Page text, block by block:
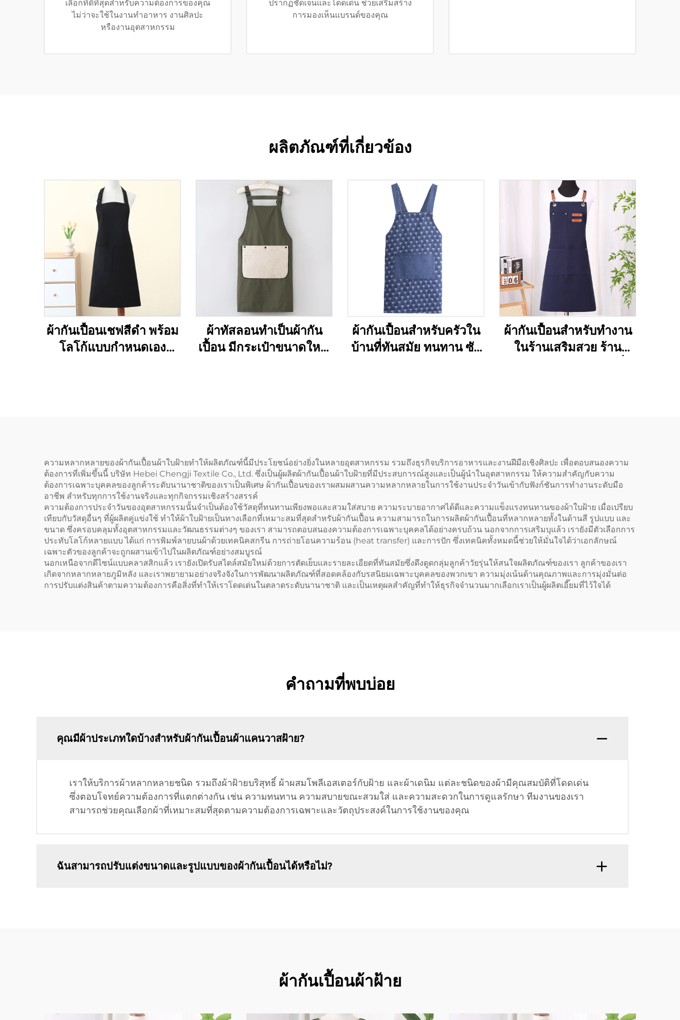
เลือกที่ดีที่สุดสำหรับความต้องการของคุณ
ไม่ว่าจะใช้ในงานทำอาหาร งานศิลปะ
หรืองานอุตสาหกรรม
ปรากฏชัดเจนและโดดเด่น ช่วยเสริมสร้าง
การมองเห็นแบรนด์ของคุณ
ผลิตภัณฑ์ที่เกี่ยวข้อง
ผ้ากันเปื้อนเชฟสีดำ พร้อม
โลโก้แบบกำหนดเอง
และการทำความสะอาด
ผ้าทัสลอนทำเป็นผ้ากัน
เปื้อน มีกระเป๋าขนาดใหญ่
ผ้ากันเปื้อนสำหรับครัวใน
บ้านที่ทันสมัย ทนทาน ซัก
ผ้ากันเปื้อนสำหรับทำงาน
ในร้านเสริมสวย ร้าน
ความหลากหลายของผ้ากันเปื้อนผ้าใบฝ้ายทำให้ผลิตภัณฑ์นี้มีประโยชน์อย่างยิ่งในหลายอุตสาหกรรม รวมถึงธุรกิจบริการอาหารและงานฝีมือเชิงศิลปะ เพื่อตอบสนองความ
ต้องการที่เพิ่มขึ้นนี้ บริษัท Hebei Chengji Textile Co., Ltd. ซึ่งเป็นผู้ผลิตผ้ากันเปื้อนผ้าใบฝ้ายที่มีประสบการณ์สูงและเป็นผู้นำในอุตสาหกรรม ให้ความสำคัญกับความ
ต้องการเฉพาะบุคคลของลูกค้าระดับนานาชาติของเราเป็นพิเศษ ผ้ากันเปื้อนของเราผสมผสานความหลากหลายในการใช้งานประจำวันเข้ากับฟังก์ชันการทำงานระดับมือ
อาชีพ สำหรับทุกการใช้งานจริงและทุกกิจกรรมเชิงสร้างสรรค์
ความต้องการประจำวันของอุตสาหกรรมนั้นจำเป็นต้องใช้วัสดุที่ทนทานเพียงพอและสวมใส่สบาย ความระบายอากาศได้ดีและความแข็งแรงทนทานของผ้าใบฝ้าย เมื่อเปรียบ
เทียบกับวัสดุอื่นๆ ที่ผู้ผลิตคู่แข่งใช้ ทำให้ผ้าใบฝ้ายเป็นทางเลือกที่เหมาะสมที่สุดสำหรับผ้ากันเปื้อน ความสามารถในการผลิตผ้ากันเปื้อนที่หลากหลายทั้งในด้านสี รูปแบบ และ
ขนาด ซึ่งครอบคลุมทั้งอุตสาหกรรมและวัฒนธรรมต่างๆ ของเรา สามารถตอบสนองความต้องการเฉพาะบุคคลได้อย่างครบถ้วน นอกจากการเสริมบุแล้ว เรายังมีตัวเลือกการ
ประทับโลโก้หลายแบบ ได้แก่ การพิมพ์ลายบนผ้าด้วยเทคนิคสกรีน การถ่ายโอนความร้อน (heat transfer) และการปัก ซึ่งเทคนิคทั้งหมดนี้ช่วยให้มั่นใจได้ว่าเอกลักษณ์
เฉพาะตัวของลูกค้าจะถูกผสานเข้าไปในผลิตภัณฑ์อย่างสมบูรณ์
นอกเหนือจากดีไซน์แบบคลาสสิกแล้ว เรายังเปิดรับสไตล์สมัยใหม่ด้วยการตัดเย็บและรายละเอียดที่ทันสมัยซึ่งดึงดูดกลุ่มลูกค้าวัยรุ่นให้สนใจผลิตภัณฑ์ของเรา ลูกค้าของเรา
เกิดจากหลากหลายภูมิหลัง และเราพยายามอย่างจริงจังในการพัฒนาผลิตภัณฑ์ที่สอดคล้องกับรสนิยมเฉพาะบุคคลของพวกเขา ความมุ่งเน้นด้านคุณภาพและการมุ่งมั่นต่อ
การปรับแต่งสินค้าตามความต้องการคือสิ่งที่ทำให้เราโดดเด่นในตลาดระดับนานาชาติ และเป็นเหตุผลสำคัญที่ทำให้ธุรกิจจำนวนมากเลือกเราเป็นผู้ผลิตเอี๊ยมที่ไว้ใจได้
คำถามที่พบบ่อย
คุณมีผ้าประเภทใดบ้างสำหรับผ้ากันเปื้อนผ้าแคนวาสฝ้าย?
เราให้บริการผ้าหลากหลายชนิด รวมถึงผ้าฝ้ายบริสุทธิ์ ผ้าผสมโพลีเอสเตอร์กับฝ้าย และผ้าเดนิม แต่ละชนิดของผ้ามีคุณสมบัติที่โดดเด่น
ซึ่งตอบโจทย์ความต้องการที่แตกต่างกัน เช่น ความทนทาน ความสบายขณะสวมใส่ และความสะดวกในการดูแลรักษา ทีมงานของเรา
สามารถช่วยคุณเลือกผ้าที่เหมาะสมที่สุดตามความต้องการเฉพาะและวัตถุประสงค์ในการใช้งานของคุณ
ฉันสามารถปรับแต่งขนาดและรูปแบบของผ้ากันเปื้อนได้หรือไม่?
ผ้ากันเปื้อนผ้าฝ้าย